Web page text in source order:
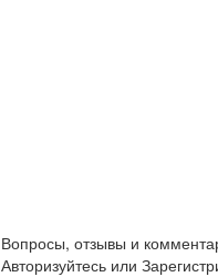
Вопросы, отзывы и
Авторизуйтесь или